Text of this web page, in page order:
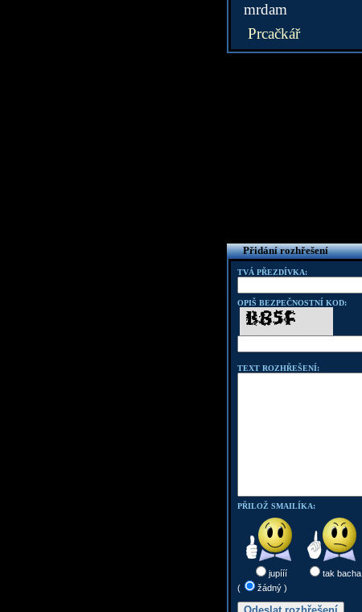
mrdam
Prcačkář
Přidání rozhřešení
TVÁ PŘEZDÍVKA:
OPIŠ BEZPEČNOSTNÍ KOD:
TEXT ROZHŘEŠENÍ:
PŘILOŽ SMAILÍKA:
jupííí tak bacha
(
žádný )